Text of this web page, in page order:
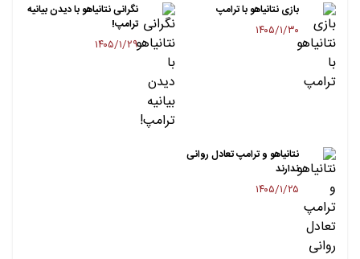
بازی نتانیاهو با ترامپ
۱۴۰۵/۱/۳۰
نگرانی نتانیاهو با دیدن بیانیه
ترامپ!
۱۴۰۵/۱/۲۹
نتانیاهو و ترامپ تعادل روانی
ندارند
۱۴۰۵/۱/۲۵